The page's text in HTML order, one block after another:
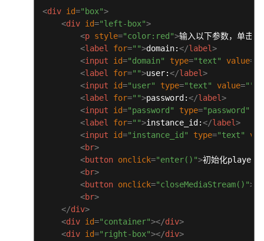
示
例
<div id="box">
<div id="left-box">
<p style="color:red">输入以下参数，单击
<label for="">domain:</label>
<input id="domain" type="text" value=
<label for="">user:</label>
<input id="user" type="text" value=""
<label for="">password:</label>
<input id="password" type="password"
<label for="">instance_id:</label>
<input id="instance_id" type="text"
<br>
<button onclick="enter()">初始化player
<br>
<button onclick="closeMediaStream()">
<br>
</div>
<div id="container"></div>
<div id="right-box"></div>